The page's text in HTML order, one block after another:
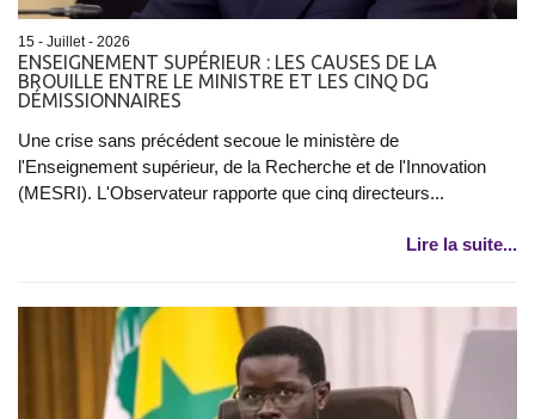
15 - Juillet - 2026
ENSEIGNEMENT SUPÉRIEUR : LES CAUSES DE LA
BROUILLE ENTRE LE MINISTRE ET LES CINQ DG
DÉMISSIONNAIRES
Une crise sans précédent secoue le ministère de
l'Enseignement supérieur, de la Recherche et de l'Innovation
(MESRI). L'Observateur rapporte que cinq directeurs...
Lire la suite...